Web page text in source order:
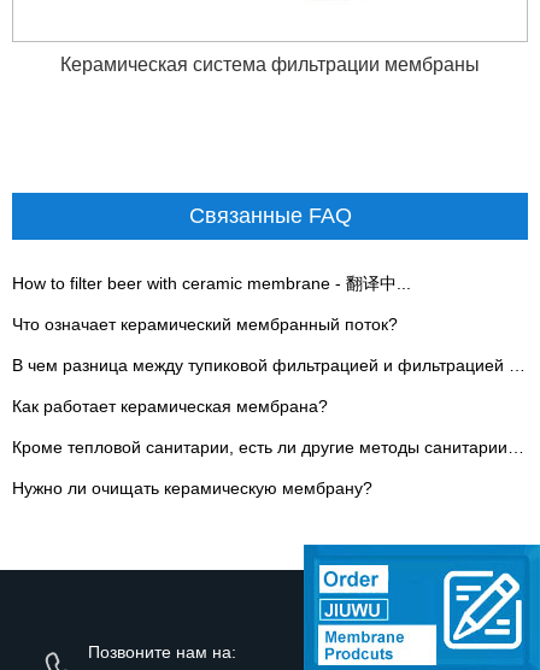
Керамическая система фильтрации мембраны
Связанные FAQ
How to filter beer with ceramic membrane - 翻译中...
Что означает керамический мембранный поток?
Как работает керамическая мембрана?
Нужно ли очищать керамическую мембрану?
Позвоните нам на: